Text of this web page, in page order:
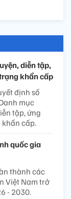
diễn tập,
khẩn cấp
định số
mục
tập, ứng
cấp.
quốc gia
thành các
Việt Nam trở
- 2030.